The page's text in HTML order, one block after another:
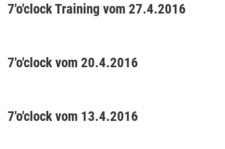
7'o'clock Training vom 27.4.2016
7'o'clock vom 20.4.2016
7'o'clock vom 13.4.2016